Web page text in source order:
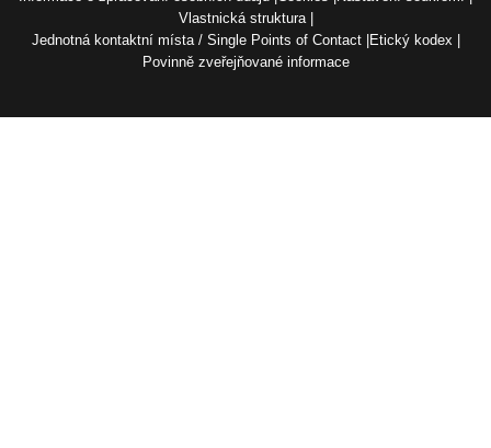
Vlastnická struktura
Jednotná kontaktní místa / Single Points of Contact Etický kodex
Povinně zveřejňované informace